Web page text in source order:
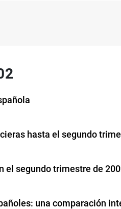
hasta el segundo
el segundo trimestre de
una comparación